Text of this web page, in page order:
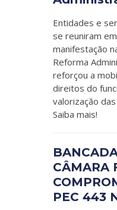
Entidades e
se reuniram
manifestação
Reforma
reforçou a
direitos do
valorização
Saiba mais!
CÂMARA
PEC 443